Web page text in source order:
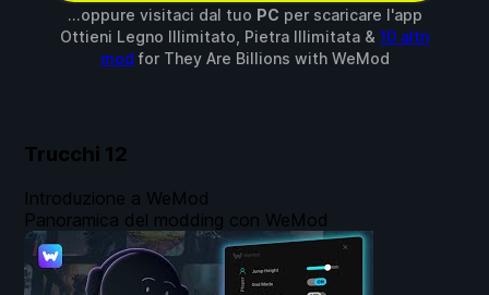
...oppure visitaci dal tuo PC per scaricare l'app
Ottieni Legno Illimitato, Pietra Illimitata & 10 altri
mod for They Are Billions with WeMod
Trucchi 12
Introduzione a WeMod
Panoramica del modding con WeMod